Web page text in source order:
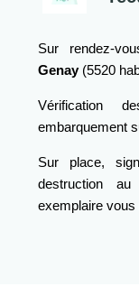
Sur rendez-
Genay(5520
Vérification
embarquement
Sur place,
destruction
exemplaire vous